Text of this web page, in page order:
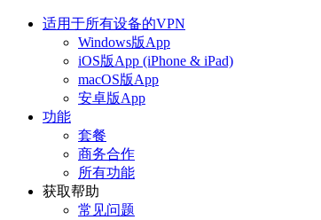
适用于所有设备的VPN
Windows版App
iOS版App (iPhone & iPad)
macOS版App
安卓版App
功能
套餐
商务合作
所有功能
获取帮助
常见问题